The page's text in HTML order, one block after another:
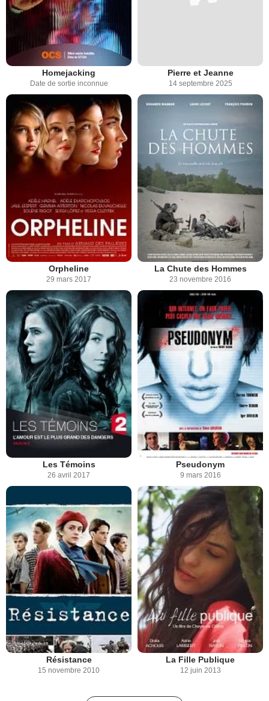
Homejacking
Date de sortie inconnue
Pierre et Jeanne
14 septembre 2025
Orpheline
29 mars 2017
La Chute des Hommes
23 novembre 2016
Les Témoins
26 avril 2017
Pseudonym
9 mars 2016
Résistance
15 novembre 2010
La Fille Publique
12 juin 2013